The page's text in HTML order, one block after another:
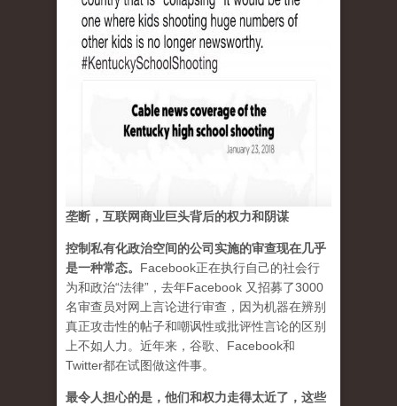
垄断，互联网商业巨头背后的权力和阴谋
控制私有化政治空间的公司实施的审查现在几乎
是一种常态。 Facebook正在执行自己的社会行
为和政治“法律”，去年Facebook 又招募了3000
名审查员对网上言论进行审查，因为机器在辨别
真正攻击性的帖子和嘲讽性或批评性言论的区别
上不如人力。近年来，谷歌、Facebook和
Twitter都在试图做这件事。
最令人担心的是，他们和权力走得太近了，这些